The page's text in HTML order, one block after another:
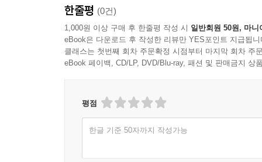
한줄평 (0건)
1,000원 이상 구매 후 한줄평 작성 시 일반회원 50원, 마니
eBook은 다운로드 후 작성한 리뷰만 YES포인트 지급됩니
클래스는 첫번째 회차 주문확정 시점부터 마지막 회차 주
eBook 페이백, CD/LP, DVD/Blu-ray, 패션 및 판매금지 상
평점
한글 기준 50자까지 작성가능